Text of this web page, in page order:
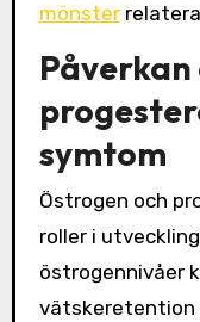
mönster
symtom
Östrogen och
roller i
östrogennivåer
vätskeretention